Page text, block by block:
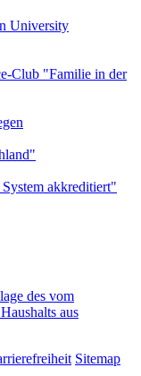
des vom
aus
Sitemap